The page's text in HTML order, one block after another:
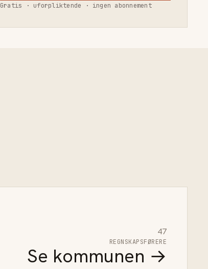
Gratis · uforpliktende · ingen abonnement
47
REGNSKAPSFØRERE
Se kommunen →